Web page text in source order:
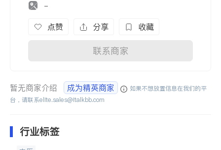
-
点赞 分享 收藏
联系商家
暂无商家介绍 成为精英商家
如果不想放置信息在我们的平
台，请联系elite.sales@italkbb.com
行业标签